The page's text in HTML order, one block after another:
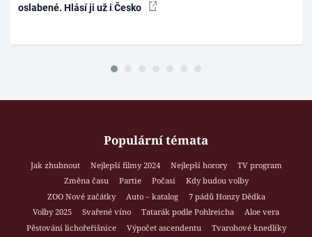
oslabené. Hlásí ji už i Česko
Populární témata
Jak zhubnout Nejlepší filmy 2024 Nejlepší horory
TV program
Změna času
Partie Počasí
Kdy budou volby
ZOO Nové začátky
Auto – katalog
7 pádů Honzy Dědka
Volby 2025
Svařené víno Tatarák podle Pohlreicha
Aloe vera
Pěstování lichořeřišnice
Výpočet ascendentu
Tvarohové knedlíky